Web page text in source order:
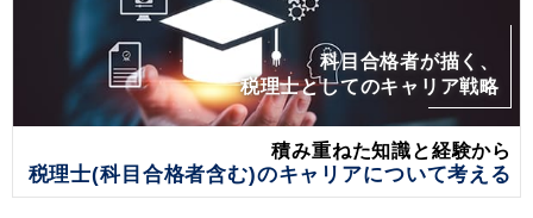
科目合格者が描く、
税理士としてのキャリア戦略
積み重ねた知識と経験から
税理士(科目合格者含む)のキャリアについて考える